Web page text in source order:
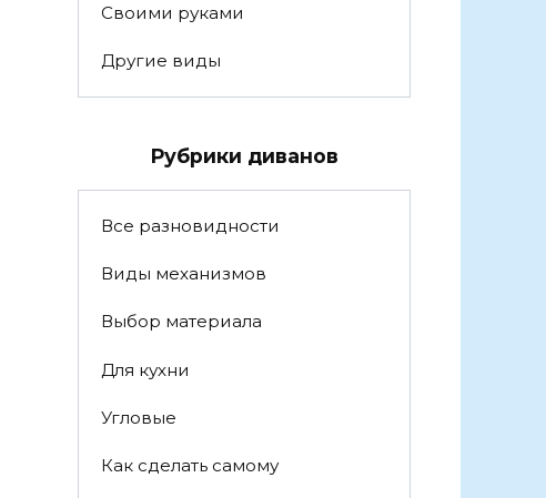
Своими руками
Другие виды
Рубрики диванов
Все разновидности
Виды механизмов
Выбор материала
Для кухни
Угловые
Как сделать самому